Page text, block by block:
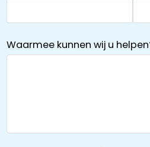
Waarmee kunnen wij u